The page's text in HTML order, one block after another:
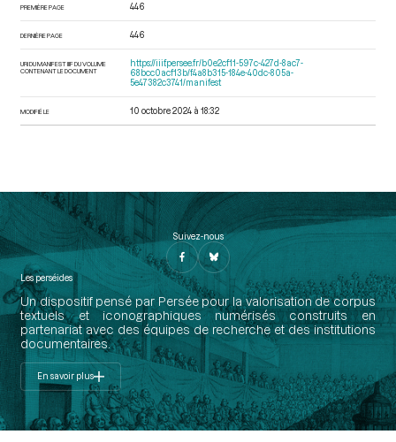
PREMIÈRE PAGE 446
DERNIÈRE PAGE 446
URI DU MANIFEST IIIF DU VOLUME
CONTENANT LE DOCUMENT
https://iiif.persee.fr/b0e2cf11-597c-427d-8ac7-
68bcc0acf13b/f4a8b315-184e-40dc-805a-
5e47382c3741/manifest
MODIFIÉ LE 10 octobre 2024 à 18:32
Suivez-nous
Les perséides
Un dispositif pensé par Persée pour la valorisation de corpus
textuels et iconographiques numérisés construits en
partenariat avec des équipes de recherche et des institutions
documentaires.
En savoir plus